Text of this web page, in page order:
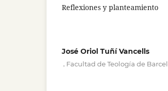
Reflexiones y planteamiento
José Oriol Tuñí Vancells
Facultad de Teología de